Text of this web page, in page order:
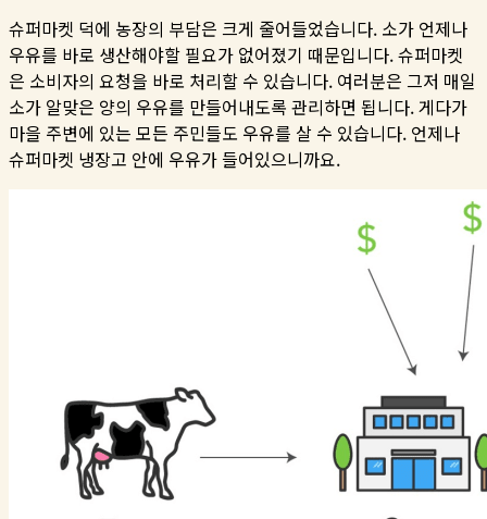
슈퍼마켓 덕에 농장의 부담은 크게 줄어들었습니다. 소가 언제나
우유를 바로 생산해야할 필요가 없어졌기 때문입니다. 슈퍼마켓
은 소비자의 요청을 바로 처리할 수 있습니다. 여러분은 그저 매일
소가 알맞은 양의 우유를 만들어내도록 관리하면 됩니다. 게다가
마을 주변에 있는 모든 주민들도 우유를 살 수 있습니다. 언제나
슈퍼마켓 냉장고 안에 우유가 들어있으니까요.